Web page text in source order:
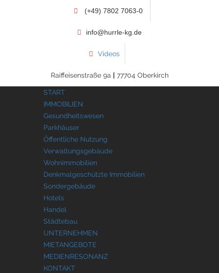
(+49) 7802 7063-0
info@hurrle-kg.de
Videos
Raiffeisenstraße 9a | 77704 Oberkirch
START
IMMOBILIEN
Gesundheitswesen
Parkhäuser
Öffentliche Nutzung
Verwaltungsgebäude
Wohnimmobilien
Denkmalgeschützte Immobilien
Sondergebäude
Hotels
Handel
Städtebau
UNTERNEHMEN
MIETANGEBOTE
MEDIENRESONANZ
KONTAKT